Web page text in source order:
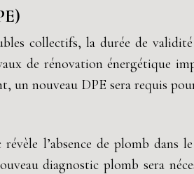
collectifs, la durée de
de rénovation énergétique
un nouveau DPE sera requis
l’absence de plomb
diagnostic plomb sera